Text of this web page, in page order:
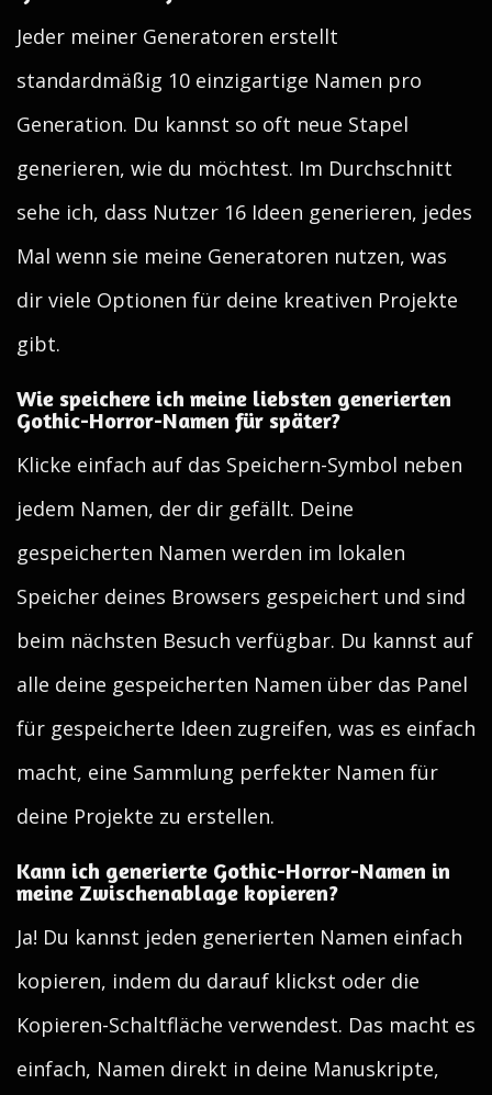
Jeder meiner Generatoren erstellt
standardmäßig 10 einzigartige Namen pro
Generation. Du kannst so oft neue Stapel
generieren, wie du möchtest. Im Durchschnitt
sehe ich, dass Nutzer 16 Ideen generieren, jedes
Mal wenn sie meine Generatoren nutzen, was
dir viele Optionen für deine kreativen Projekte
gibt.
Wie speichere ich meine liebsten generierten
Gothic-Horror-Namen für später?
Klicke einfach auf das Speichern-Symbol neben
jedem Namen, der dir gefällt. Deine
gespeicherten Namen werden im lokalen
Speicher deines Browsers gespeichert und sind
beim nächsten Besuch verfügbar. Du kannst auf
alle deine gespeicherten Namen über das Panel
für gespeicherte Ideen zugreifen, was es einfach
macht, eine Sammlung perfekter Namen für
deine Projekte zu erstellen.
Kann ich generierte Gothic-Horror-Namen in
meine Zwischenablage kopieren?
Ja! Du kannst jeden generierten Namen einfach
kopieren, indem du darauf klickst oder die
Kopieren-Schaltfläche verwendest. Das macht es
einfach, Namen direkt in deine Manuskripte,